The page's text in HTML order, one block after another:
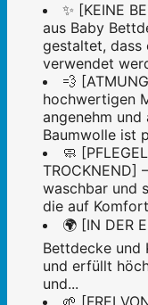
✨ [KEINE
aus Baby
gestaltet, dass
verwendet
💨
hochwertigen
angenehm
Baumwolle ist
🧼
TROCKNEND]
waschbar und
die auf
🌍 [IN DER
Bettdecke und
und erfüllt
und...